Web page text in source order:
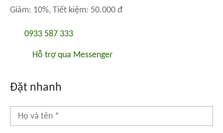
Giảm: 10%, Tiết kiệm: 50.000 đ
0933 587 333
Hỗ trợ qua Messenger
Đặt nhanh